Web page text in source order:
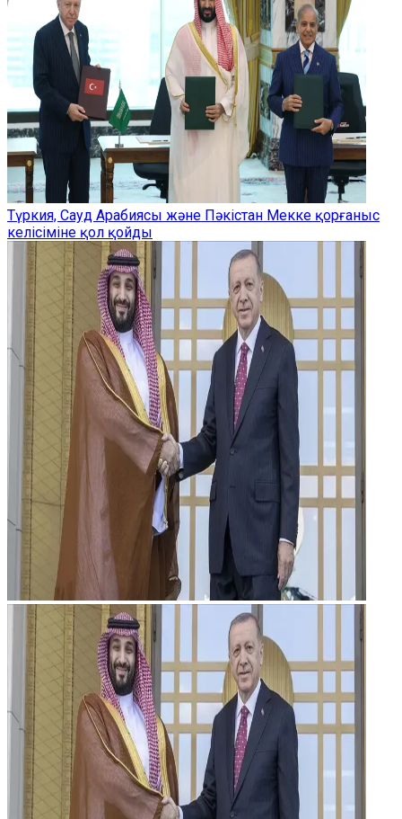
Түркия, Сауд Арабиясы және Пәкістан Мекке қорғаныс
келісіміне қол қойды